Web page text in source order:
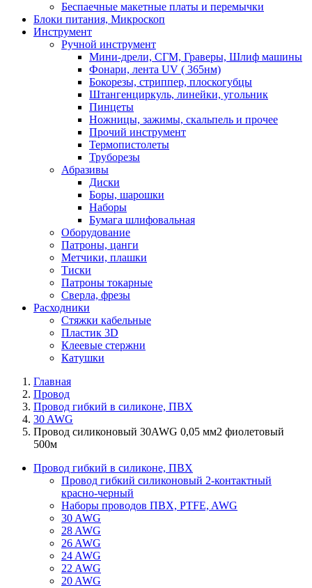
Беспаечные макетные платы и перемычки
Блоки питания, Микроскоп
Инструмент
Ручной инструмент
Мини-дрели, СГМ, Граверы, Шлиф машины
Фонари, лента UV ( 365нм)
Бокорезы, cтриппер, плоскогубцы
Штангенциркуль, линейки, угольник
Пинцеты
Ножницы, зажимы, скальпель и прочее
Прочий инструмент
Термопистолеты
Труборезы
Абразивы
Диски
Боры, шарошки
Наборы
Бумага шлифовальная
Оборудование
Патроны, цанги
Метчики, плашки
Тиски
Патроны токарные
Сверла, фрезы
Расходники
Стяжки кабельные
Пластик 3D
Клеевые стержни
Катушки
Главная
Провод
Провод гибкий в силиконе, ПВХ
30 AWG
Провод силиконовый 30AWG 0,05 мм2 фиолетовый
500м
Провод гибкий в силиконе, ПВХ
Провод гибкий силиконовый 2-контактный
красно-черный
Наборы проводов ПВХ, PTFE, AWG
30 AWG
28 AWG
26 AWG
24 AWG
22 AWG
20 AWG